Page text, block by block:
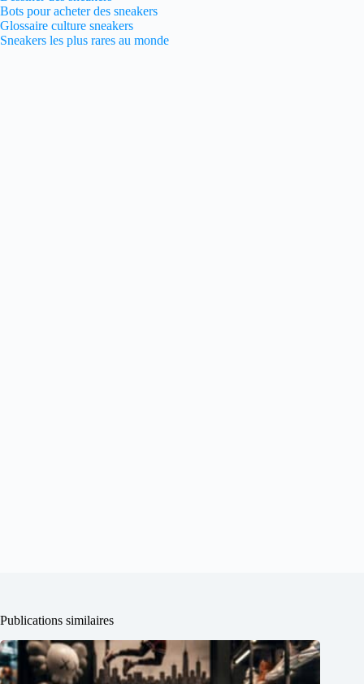
Bots pour acheter des sneakers
Glossaire culture sneakers
Sneakers les plus rares au monde
Publications similaires